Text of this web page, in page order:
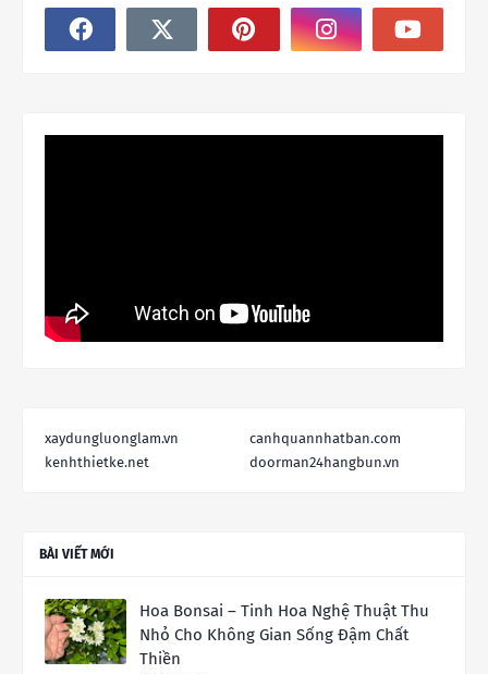
xaydungluonglam.vn
canhquannhatban.com
kenhthietke.net
doorman24hangbun.vn
BÀI VIẾT MỚI
Hoa Bonsai – Tinh Hoa Nghệ Thuật Thu
Nhỏ Cho Không Gian Sống Đậm Chất
Thiền